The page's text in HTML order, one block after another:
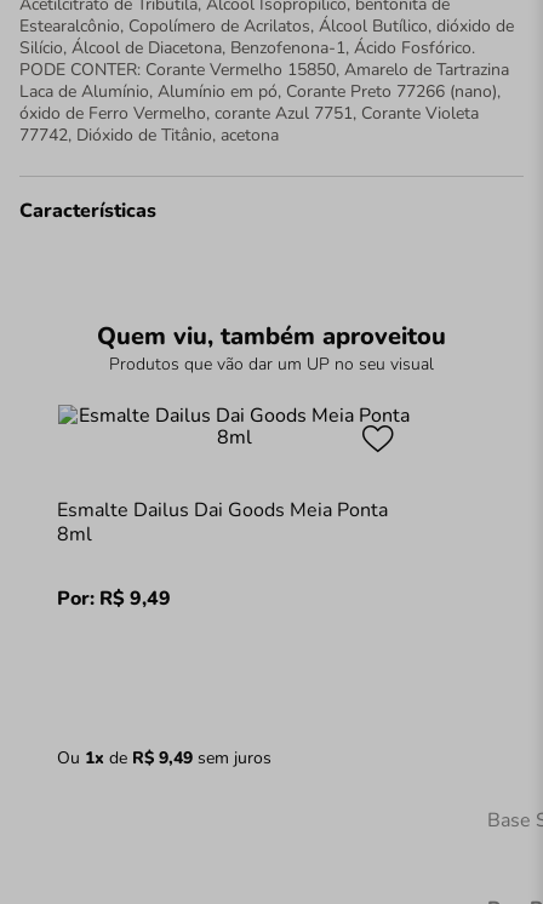
Estearalcônio, Copolímero de Acrilatos, Álcool Butílico, dióxido de
Silício, Álcool de Diacetona, Benzofenona-1, Ácido Fosfórico.
PODE CONTER: Corante Vermelho 15850, Amarelo de Tartrazina
Laca de Alumínio, Alumínio em pó, Corante Preto 77266 (nano),
óxido de Ferro Vermelho, corante Azul 7751, Corante Violeta
77742, Dióxido de Titânio, acetona
Características
Quem viu, também aproveitou
Produtos que vão dar um UP no seu visual
Esmalte Dailus Dai Goods Meia Ponta
8ml
Por: R$9,49
Ou 1x de R$ 9,49sem juros
Base